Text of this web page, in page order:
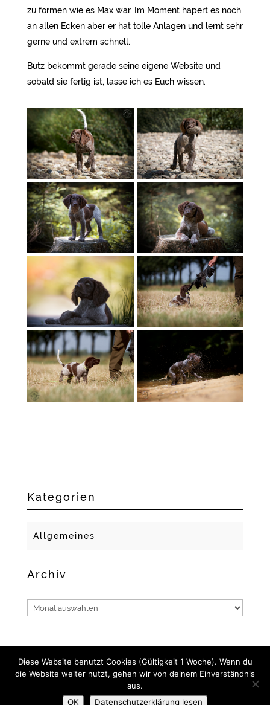
zu formen wie es Max war. Im Moment hapert es noch
an allen Ecken aber er hat tolle Anlagen und lernt sehr
gerne und extrem schnell.
Butz bekommt gerade seine eigene Website und
sobald sie fertig ist, lasse ich es Euch wissen.
Nadine Gerlach Nadine Gerlach
Nadine Gerlach Nadine Gerlach
Nadine Gerlach Nadine Gerlach
Nadine Gerlach Nadine Gerlach
Kategorien
Allgemeines
Archiv
Archiv
2018 GERLACH FOTO- UND MEDIENDESIGN I NADINE
GERLACH
Diese Website benutzt Cookies (Gültigkeit 1 Woche). Wenn du
die Website weiter nutzt, gehen wir von deinem Einverständnis
aus.
OK
Datenschutzerklärung lesen